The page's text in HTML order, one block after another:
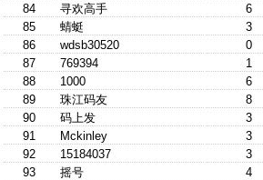
84
寻欢高手 6
85
蜻蜓 3
86
wdsb30520 0
87
769394 1
88
1000 6
89
珠江码友 8
90
码上发 3
91
Mckinley 3
92
15184037 3
93
摇号 4